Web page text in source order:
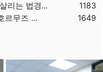
리는 법경...
1183
르무즈 ...
1649